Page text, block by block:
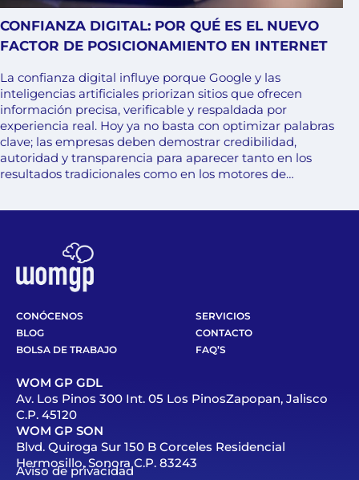
CONFIANZA DIGITAL: POR QUÉ ES EL NUEVO
FACTOR DE POSICIONAMIENTO EN INTERNET
La confianza digital influye porque Google y las
inteligencias artificiales priorizan sitios que ofrecen
información precisa, verificable y respaldada por
experiencia real. Hoy ya no basta con optimizar palabras
clave; las empresas deben demostrar credibilidad,
autoridad y transparencia para aparecer tanto en los
resultados tradicionales como en los motores de…
CONÓCENOS
SERVICIOS
BLOG
CONTACTO
BOLSA DE TRABAJO
FAQ’S
WOM GP GDL
Av. Los Pinos 300 Int. 05 Los PinosZapopan, Jalisco
C.P. 45120
WOM GP SON
Blvd. Quiroga Sur 150 B Corceles Residencial
Hermosillo, Sonora C.P. 83243
Aviso de privacidad